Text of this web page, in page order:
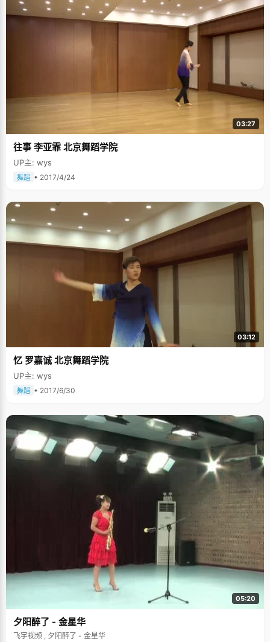
03:27
往事 李亚霏 北京舞蹈学院
UP主: wys
舞蹈 • 2017/4/24
03:12
忆 罗嘉诚 北京舞蹈学院
UP主: wys
舞蹈 • 2017/6/30
05:20
夕阳醉了 - 金星华
飞宇视频 , 夕阳醉了 - 金星华